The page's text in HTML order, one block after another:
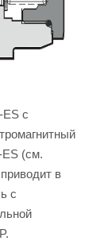
ES с
(см.
в
с